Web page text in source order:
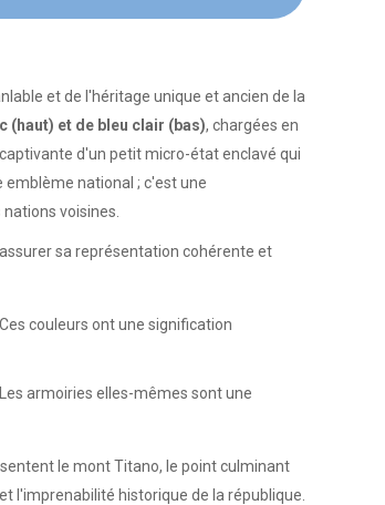
et de l'héritage unique et ancien de la
(haut) et de bleu clair (bas), chargées en
d'un petit micro-état enclavé qui
emblème national ; c'est une
voisines.
sa représentation cohérente et
. Ces couleurs ont une signification
armoiries elles-mêmes sont une
le mont Titano, le point culminant
l'imprenabilité historique de la république.